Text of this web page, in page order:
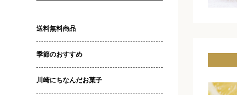
送料無料商品
季節のおすすめ
川崎にちなんだお菓子